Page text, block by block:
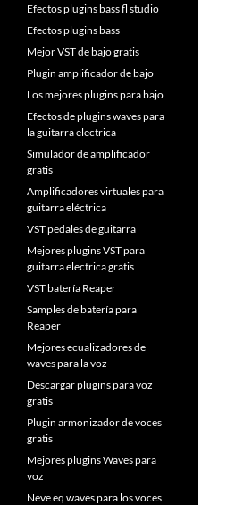
Efectos plugins bass fl studio
Efectos plugins bass
Mejor VST de bajo gratis
Plugin amplificador de bajo
Los mejores plugins para bajo
Efectos de plugins waves para
la guitarra electrica
Simulador de amplificador
gratis
Amplificadores virtuales para
guitarra eléctrica
VST pedales de guitarra
Mejores plugins VST para
guitarra electrica gratis
VST batería Reaper
Samples de batería para
Reaper
Mejores ecualizadores de
waves para la voz
Descargar plugins para voz
gratis
Plugin armonizador de voces
gratis
Mejores plugins Waves para
voz
Neve eq waves para los voces